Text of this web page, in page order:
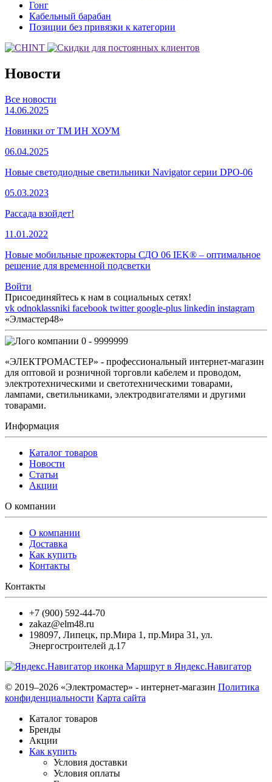
Гонг
Кабельный барабан
Позиции без привязки к категории
Новости
Все новости
14.06.2025
Новинки от ТМ ИН ХОУМ
06.04.2025
Новые светодиодные светильники Navigator серии DPO-06
05.03.2023
Рассада взойдет!
11.01.2022
Новые мобильные прожекторы СДО 06 IEK® – оптимальное
решение для временной подсветки
Войти
Присоединяйтесь к нам в социальных сетях!
vk odnoklassniki facebook twitter google-plus linkedin instagram
«Элмастер48»
0 - 9999999
«ЭЛЕКТРОМАСТЕР» - профессиональный интернет-магазин
для оптовой и розничной торговли кабелем и проводом,
электротехническими и светотехническими товарами,
лампами, светильниками, электродвигателями и другими
товарами.
Информация
Каталог товаров
Новости
Статьи
Акции
О компании
О компании
Доставка
Как купить
Контакты
Контакты
+7 (900) 592-44-70
zakaz@elm48.ru
198097, Липецк, пр.Мира 1, пр.Мира 31, ул.
Энергостроителей д.17
Маршрут в Яндекс.Навигатор
© 2019–2026 «Электромастер» - интернет-магазин Политика
конфиденциальности Карта сайта
Каталог товаров
Бренды
Акции
Как купить
Условия доставки
Условия оплаты